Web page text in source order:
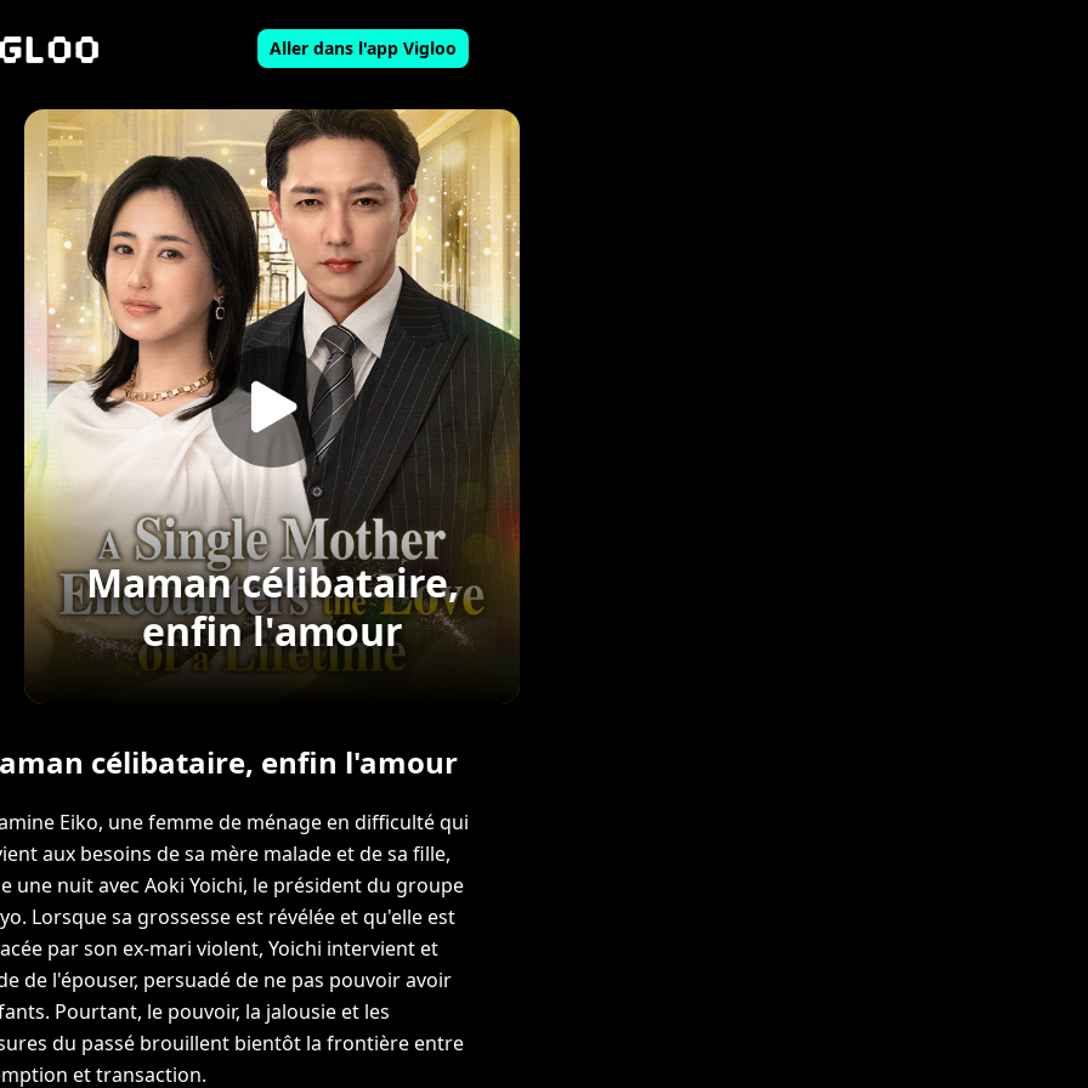
Aller dans l'app Vigloo
Maman célibataire,
enfin l'amour
célibataire, enfin l'amour
Eiko, une femme de ménage en difficulté qui
aux besoins de sa mère malade et de sa fille,
une nuit avec Aoki Yoichi, le président du groupe
Lorsque sa grossesse est révélée et qu'elle est
par son ex-mari violent, Yoichi intervient et
de l'épouser, persuadé de ne pas pouvoir avoir
Pourtant, le pouvoir, la jalousie et les
du passé brouillent bientôt la frontière entre
et transaction.